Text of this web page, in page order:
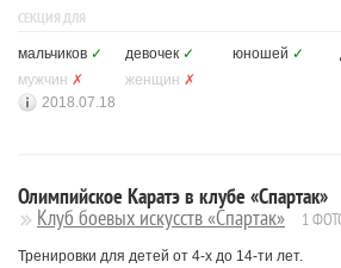
СЕКЦИЯ ДЛЯ
мальчиков ✓ девочек ✓ юношей ✓
мужчин ✗ женщин ✗
2018.07.18
Олимпийское Каратэ в клубе «Спартак»
Клуб боевых искусств «Спартак» 1
Тренировки для детей от 4-х до 14-ти лет.